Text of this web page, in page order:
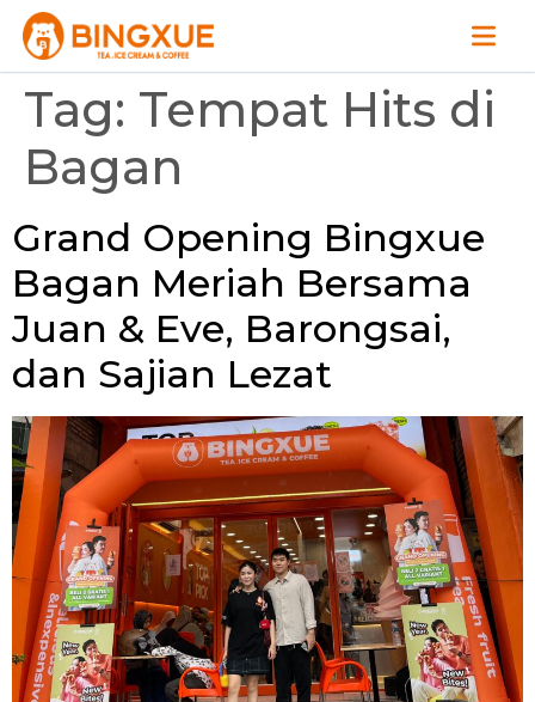
Tag: Tempat Hits di
Bagan
Grand Opening Bingxue
Bagan Meriah Bersama
Juan & Eve, Barongsai,
dan Sajian Lezat